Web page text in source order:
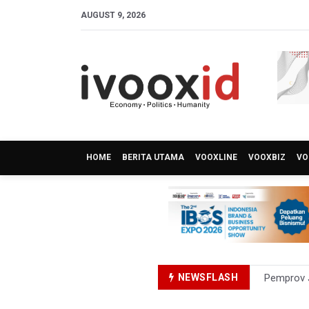
AUGUST 9, 2026
HOME BERITA UTAMA VOOXLINE VOOXBIZ
NEWSFLASH
Pemprov